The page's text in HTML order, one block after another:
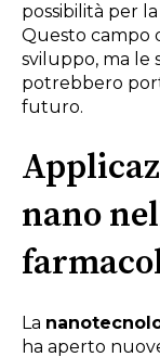
possibilità per
Questo campo
sviluppo, ma le
potrebbero
futuro.
nano
La
ha aperto